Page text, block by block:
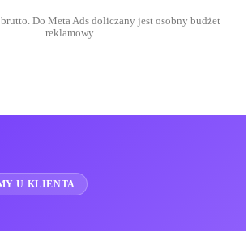
Do Meta Ads doliczany jest osobny budżet
reklamowy.
U KLIENTA